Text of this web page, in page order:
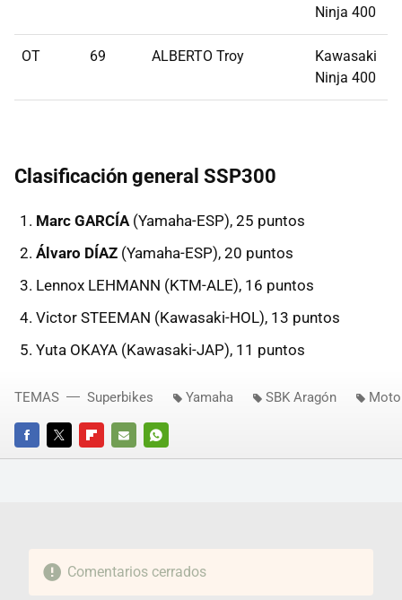
Ninja 400
OT 69 ALBERTO Troy
Kawasaki
Ninja 400
Clasificación general SSP300
Marc GARCÍA (Yamaha-ESP), 25 puntos
Álvaro DÍAZ (Yamaha-ESP), 20 puntos
Lennox LEHMANN (KTM-ALE), 16 puntos
Victor STEEMAN (Kawasaki-HOL), 13 puntos
Yuta OKAYA (Kawasaki-JAP), 11 puntos
FACEBOOKTWITTERFLIPBOARD
E-
WHATSAPP
TEMAS Superbikes Yamaha SBK Aragón
Comentarios cerrados